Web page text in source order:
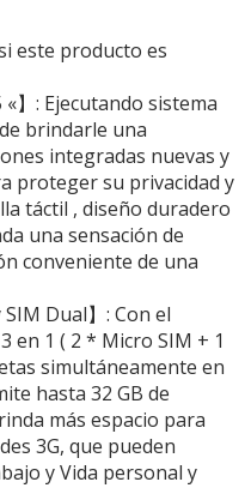
este producto es
«】: Ejecutando sistema
brindarle una
integradas nuevas y
proteger su privacidad y
táctil , diseño duradero
una sensación de
conveniente de una
Dual】: Con el
en 1 ( 2 * Micro SIM + 1
simultáneamente en
hasta 32 GB de
más espacio para
3G, que pueden
y Vida personal y